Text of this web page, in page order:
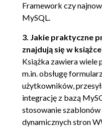
Skrypt
Komentowanie
C++
Framework czy
MySQL.
3. Jakie praktyczne
znajdują się w
Książka zawiera wiele
m.in. obsługę
użytkowników,
integrację z bazą
stosowanie
dynamicznych stron